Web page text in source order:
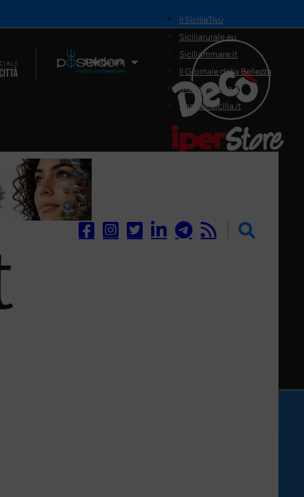
Il Network
il SiciliaTivù
Siciliarurale.eu
Siciliammare.it
Il Giornale della Bellezza
Siciliamedica.it
Sanitainsicilia.it